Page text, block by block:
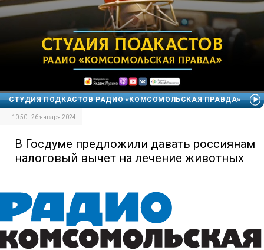
СТУДИЯ ПОДКАСТОВ РАДИО «КОМСОМОЛЬСКАЯ ПРАВДА»
10:50 | 26 января 2024
В Госдуме предложили давать россиянам
налоговый вычет на лечение животных